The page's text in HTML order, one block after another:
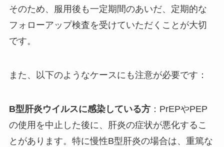
そのため、服用後も一定期間のあいだ、定期的な
フォローアップ検査を受けていただくことが大切
です。
また、以下のようなケースにも注意が必要です：
B型肝炎ウイルスに感染している方：PrEPやPEP
の使用を中止した後に、肝炎の症状が悪化するこ
とがあります。特に慢性B型肝炎の場合は、重篤な